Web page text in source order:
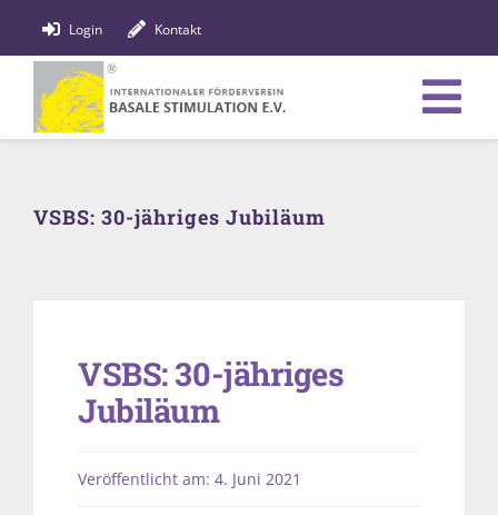
Inhalt
springen
Login Kontakt
Bildung
Förderung
VSBS: 30-jähriges Jubiläum
VSBS: 30-jähriges
Jubiläum
Veröffentlicht am: 4. Juni 2021